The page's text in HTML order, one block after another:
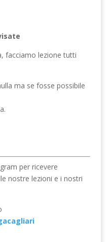
facciamo lezione tutti
ma se fosse possibile
per ricevere
nostre lezioni e i nostri